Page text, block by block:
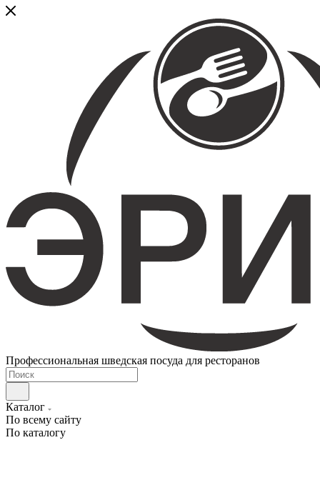
Профессиональная шведская посуда для ресторанов
Каталог
По всему сайту
По каталогу